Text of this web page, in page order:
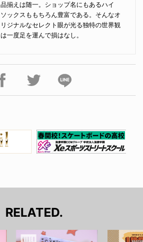
品揃えは随一。ショップ名にもあるハイ
ソックスももちろん豊富である。そんなオ
リジナルなセレクト眼が光る独特の世界観
は一度足を運んで損はなし。
RELATED.